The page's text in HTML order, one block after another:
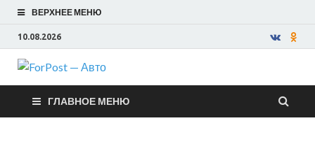
ВЕРХНЕЕ МЕНЮ
10.08.2026
ForPost —
Авто
ГЛАВНОЕ МЕНЮ